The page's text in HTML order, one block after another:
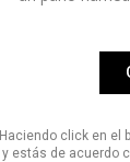
Haciendo click en el
y estás de acuerdo